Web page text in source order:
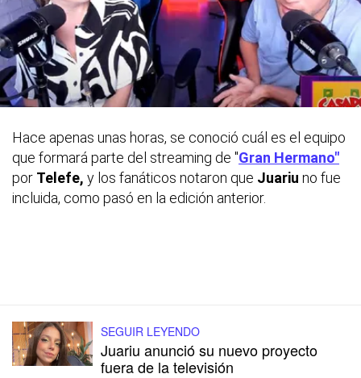
Hace apenas unas horas, se conoció cuál es el equipo
que formará parte del streaming de "Gran Hermano"
por Telefe, y los fanáticos notaron que Juariu no fue
incluida, como pasó en la edición anterior.
SEGUIR LEYENDO
Juariu anunció su nuevo proyecto
fuera de la televisión